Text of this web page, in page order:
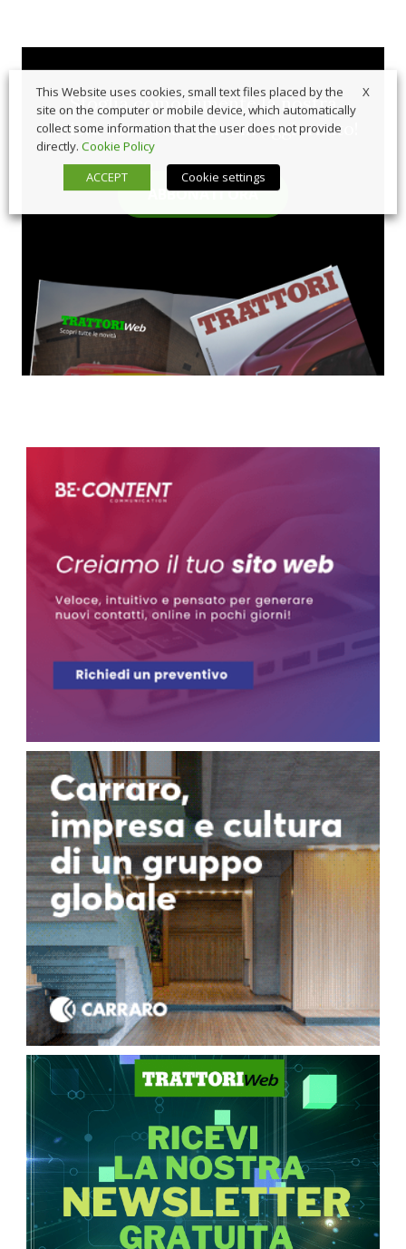
Sfoglia comodamente la nostra
rivista cartacea e rimani aggiornato!
ABBONATI ORA
X
This Website uses cookies, small text files placed by the
site on the computer or mobile device, which automatically
collect some information that the user does not provide
directly. Cookie Policy
ACCEPT
Cookie settings